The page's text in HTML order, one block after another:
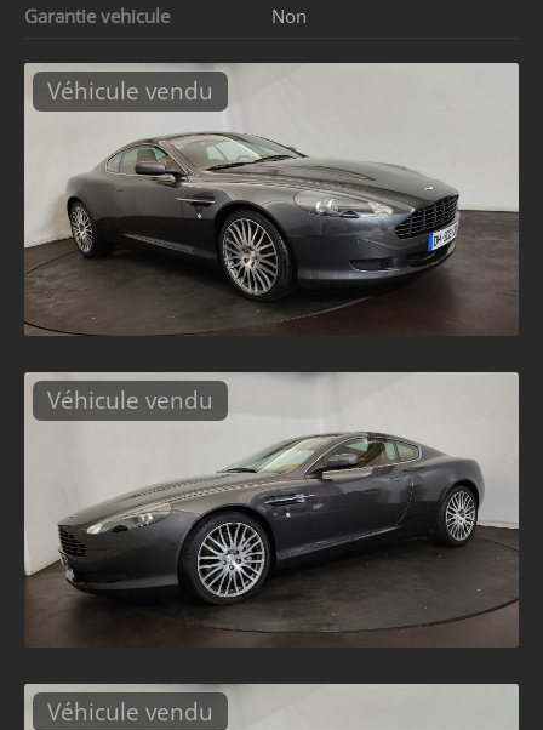
Garantie vehicule
Non
Véhicule vendu
Véhicule vendu
Véhicule vendu